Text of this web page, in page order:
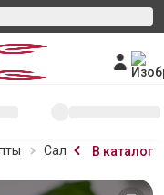
Салат из кальмара
В каталог